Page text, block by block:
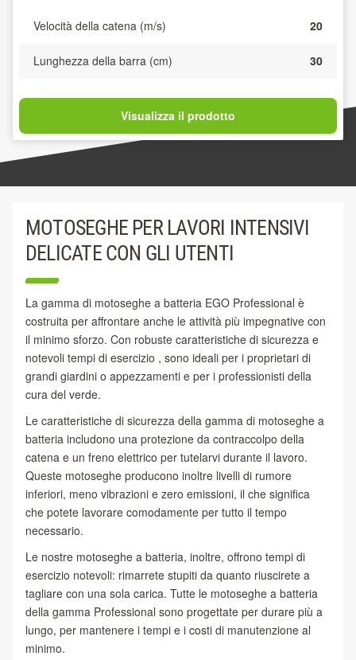
Velocità della catena (m/s) 20
Lunghezza della barra (cm) 30
Visualizza il prodotto
MOTOSEGHE PER LAVORI INTENSIVI
DELICATE CON GLI UTENTI
La gamma di motoseghe a batteria EGO Professional è
costruita per affrontare anche le attività più impegnative con
il minimo sforzo. Con robuste caratteristiche di sicurezza e
notevoli tempi di esercizio , sono ideali per i proprietari di
grandi giardini o appezzamenti e per i professionisti della
cura del verde.
Le caratteristiche di sicurezza della gamma di motoseghe a
batteria includono una protezione da contraccolpo della
catena e un freno elettrico per tutelarvi durante il lavoro.
Queste motoseghe producono inoltre livelli di rumore
inferiori, meno vibrazioni e zero emissioni, il che significa
che potete lavorare comodamente per tutto il tempo
necessario.
Le nostre motoseghe a batteria, inoltre, offrono tempi di
esercizio notevoli: rimarrete stupiti da quanto riuscirete a
tagliare con una sola carica. Tutte le motoseghe a batteria
della gamma Professional sono progettate per durare più a
lungo, per mantenere i tempi e i costi di manutenzione al
minimo.